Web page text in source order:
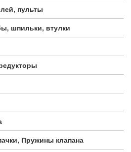
пульты
шпильки, втулки
Пружины клапана